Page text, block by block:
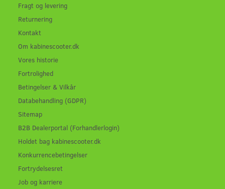
Fragt og levering
Returnering
Kontakt
Om kabinescooter.dk
Vores historie
Fortrolighed
Betingelser & Vilkår
Databehandling (GDPR)
Sitemap
B2B Dealerportal (Forhandlerlogin)
Holdet bag kabinescooter.dk
Konkurrencebetingelser
Fortrydelsesret
Job og karriere